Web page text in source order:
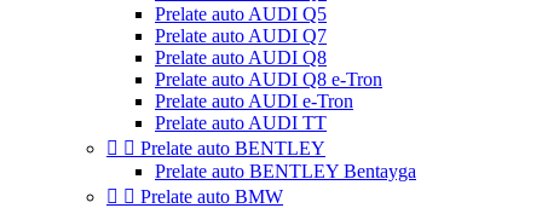
Prelate auto AUDI Q5
Prelate auto AUDI Q7
Prelate auto AUDI Q8
Prelate auto AUDI Q8 e-Tron
Prelate auto AUDI e-Tron
Prelate auto AUDI TT
  Prelate auto BENTLEY
Prelate auto BENTLEY Bentayga
  Prelate auto BMW